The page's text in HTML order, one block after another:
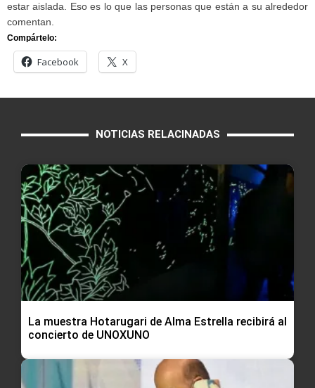
estar aislada. Eso es lo que las personas que están a su alrededor
comentan.
Compártelo:
Facebook X
NOTICIAS RELACINADAS
La muestra Hotarugari de Alma Estrella recibirá al
concierto de UNOXUNO